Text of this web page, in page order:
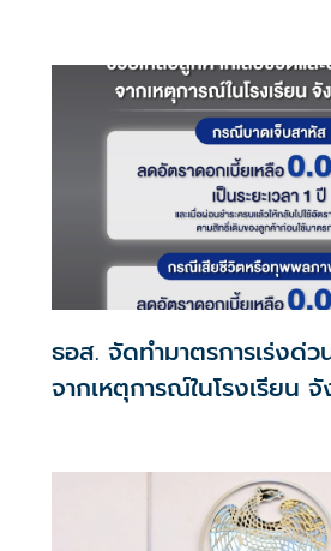
ธอส. จัดทำมาตรการเร่งด่
จากเหตุการณ์ในโรงเรียน